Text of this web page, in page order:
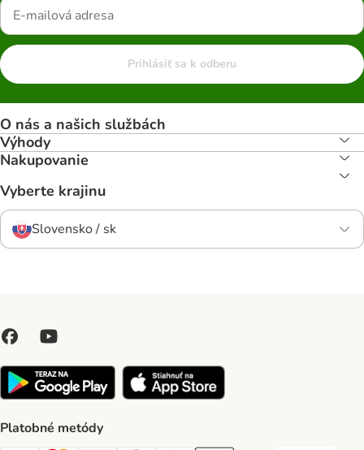
Prihlásiť sa k odberu
O nás a našich službách
Výhody
Nakupovanie
Vyberte krajinu
Slovensko / sk
Platobné metódy